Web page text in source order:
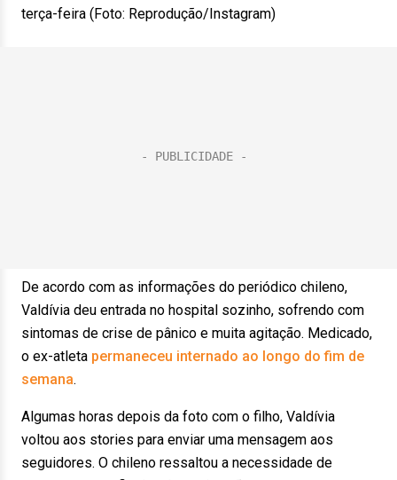
terça-feira (Foto: Reprodução/Instagram)
De acordo com as informações do periódico chileno,
Valdívia deu entrada no hospital sozinho, sofrendo com
sintomas de crise de pânico e muita agitação. Medicado,
o ex-atleta permaneceu internado ao longo do fim de
semana.
Algumas horas depois da foto com o filho, Valdívia
voltou aos stories para enviar uma mensagem aos
seguidores. O chileno ressaltou a necessidade de